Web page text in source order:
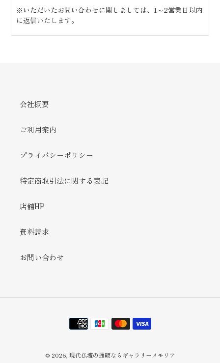
※いただいたお問い合わせに関しましては、1～2営業日以内
に返信いたします。
会社概要
ご利用案内
プライバシーポリシー
特定商取引法に関する表記
店舗HP
資料請求
お問い合わせ
決
済
© 2026, 現代仏壇の通販ならギャラリーメモリア